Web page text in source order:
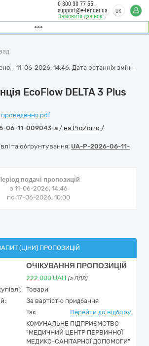
Замовити дзвінок
0 800 30 77 55
support@e-tender.ua
UK
- 11-06-2026, 14:46. Дата останніх змін -
EcoFlow DELTA 3 Plus
06-11-009043-a / на ProZorro /
та обґрунтування: UA-P-2026-06-11-
подачі пропозицій
з 11-06-2026, 14:46
по 17-06-2026, 10:00
(ЦІНИ) ПРОПОЗИЦІЙ
ОЧІКУВАННЯ ПРОПОЗИЦІЙ
222 000 UAH (з ПДВ)
Товари
За вартістю придбання
Так Перейти до відбору
КОМУНАЛЬНЕ ПІДПРИЄМСТВО
"МЕДИЧНИЙ ЦЕНТР ПЕРВИННОЇ
МЕДИКО-САНІТАРНОЇ ДОПОМОГИ"